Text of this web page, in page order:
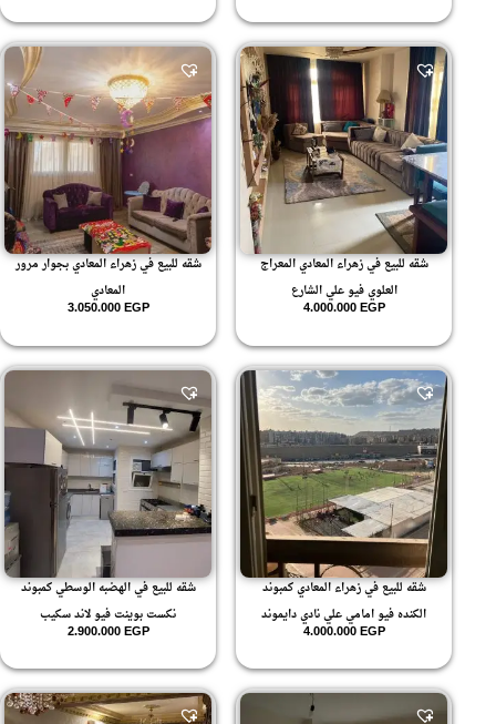
شقه للبيع في زهراء المعادي المعراج
العلوي فيو علي الشارع
4.000.000EGP
شقه للبيع في زهراء المعادي بجوار مرور
المعادي
3.050.000EGP
شقه للبيع في زهراء المعادي كمبوند
الكنده فيو امامي علي نادي دايموند
4.000.000EGP
شقه للبيع في الهضبه الوسطي كمبوند
نكست بوينت فيو لاند سكيب
2.900.000EGP